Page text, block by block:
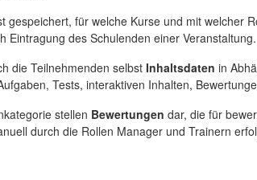
gespeichert, für welche Kurse und mit welcher
Eintragung des Schulenden einer
die Teilnehmenden selbst Inhaltsdaten in
Tests, interaktiven Inhalten,
stellen Bewertungen dar, die für
durch die Rollen Manager und Trainern